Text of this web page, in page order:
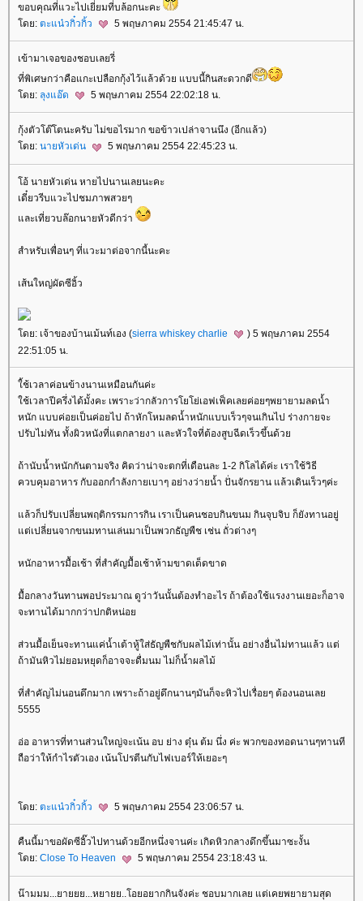
ขอบคุณที่แวะไปเยี่ยมที่บล้อกนะคะ
ดย: ตะแน๋วกิ๋วกิ้ว 5 พฤษภาคม 2554 21:45:47 น.
เข้ามาเจอของชอบเลยรี่
ที่พิเศษกว่าคือแกะเปลือกกุ้งไว้แล้วด้วย แบบนี้กินสะดวกดี
ดย: ลุงแอ๊ด 5 พฤษภาคม 2554 22:02:18 น.
กุ้งตัวโต๊โตนะครับ ไม่ขอไรมาก ขอข้าวเปล่าจานนึง (อีกแล้ว)
ดย: นายหัวเด่น 5 พฤษภาคม 2554 22:45:23 น.
อ้ นายหัวเด่น หายไปนานเลยนะคะ
เดี๋ยวรีบแวะไปชมภาพสวยๆ
ละเที่ยวบล๊อกนายหัวดีกว่า
สำหรับเพื่อนๆ ที่แวะมาต่อจากนี้นะคะ
เส้นใหญ่ผัดซีอิ้ว
ดย: เจ้าของบ้านเม้นท์เอง (sierra whiskey charlie
) 5 พฤษภาคม 2554
22:51:05 น.
้ช้เวลาค่อนข้างนานเหมือนกันค่ะ
ช้เวลาปีครึ่งได้มั้งคะ เพราะว่ากลัวการโยโย่เอฟเฟ็คเลยค่อยๆพยายามลดน้ำ
หนัก แบบค่อยเป็นค่อยไป ถ้าหักโหมลดน้ำหนักแบบเร็วๆจนเกินไป ร่างกายจะ
ปรับไม่ทัน ทั้งผิวหนังที่แตกลายงา และหัวใจที่ต้องสูบฉีดเร็วขึ้นด้ว
ถ้านับน้ำหนักกันตามจริง คิดว่าน่าจะตกที่เดือนละ 1-2 กิโลได้ค่ะ เราใช้วิธี
ควบคุมอาหาร กับออกกำลังกายเบาๆ อย่างว่ายน้ำ ปั่นจักรยาน แล้วเดินเร็วๆค่ะ
ล้วก็ปรับเปลี่ยนพฤติกรรมการกิน เราเป็นคนชอบกินขนม กินจุบจิบ ก็ยังทานอยู่
ต่เปลี่ยนจากขนมทานเล่นมาเป็นพวกธัญพืช เช่น ถั่วต่างๆ
หนักอาหารมื้อเช้า ที่สำคัญมื้อเช้าห้ามขาดเด็ดขาด
มื้อกลางวันทานพอประมาณ ดูว่าวันนั้นต้องทำอะไร ถ้าต้องใช้แรงงานเยอะก็อาจ
จะทานได้มากกว่าปกติหน่อ
ส่วนมื้อเย็นจะทานแค่น้ำเต้าหู้ใส่ธัญพืชกับผลไม้เท่านั้น อย่างอื่นไม่ทานแล้ว แต่
ถ้ามันหิวไม่ยอมหยุดก็อาจจะดื่มนม ไม่ก็น้ำผลไม้
ที่สำคัญไม่นอนดึกมาก เพราะถ้าอยู่ดึกนานๆมันก็จะหิวไปเรื่อยๆ ต้องนอนเล
5555
อ่อ อาหารที่ทานส่วนใหญ่จะเน้น อบ ย่าง ตุ๋น ต้ม นึ่ง ค่ะ พวกของทอดนานๆทานที
ถือว่าให้กำไรตัวเอง เน้นโปรตีนกับไฟเบอร์ให้เยอะๆ
ดย: ตะแน๋วกิ๋วกิ้ว 5 พฤษภาคม 2554 23:06:57 น.
คืนนี้มาขอผัดซีอิ๊วไปทานด้วยอีกหนึ่งจานค่ะ เกิดหิวกลางดึกขึ้นมาซะงั้น
ดย: Close To Heaven 5 พฤษภาคม 2554 23:18:43 น.
น๊ามมม...ยายยย...หยายย..โอยอยากกินจังค่ะ ชอบมากเลย แต่เคยพยายามสุด